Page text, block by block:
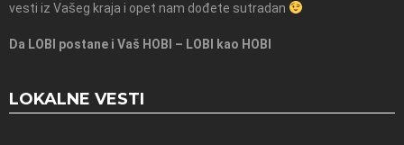
vesti iz Vašeg kraja i opet nam dođete sutradan
Da LOBI postane i Vaš HOBI – LOBI kao HOBI
LOKALNE VESTI